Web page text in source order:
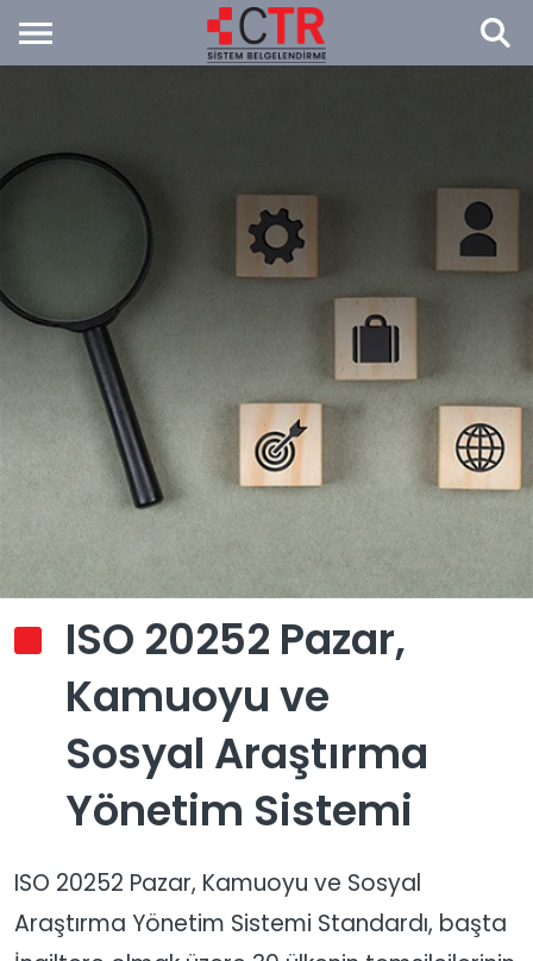
ISO 20252 Pazar,
Kamuoyu ve
Sosyal Araştırma
Yönetim Sistemi
ISO 20252 Pazar, Kamuoyu ve Sosyal
Araştırma Yönetim Sistemi Standardı, başta